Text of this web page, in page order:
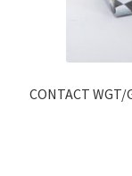
CONTACT